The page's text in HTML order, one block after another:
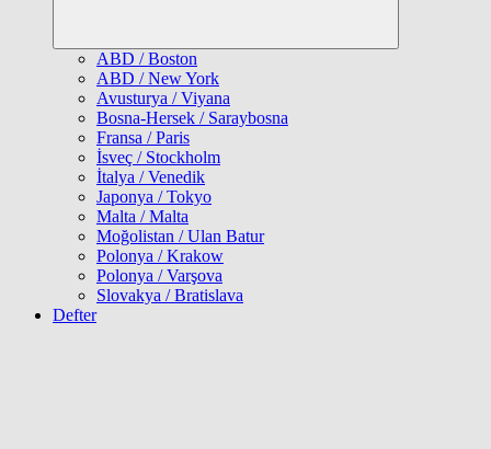
ABD / Boston
ABD / New York
Avusturya / Viyana
Bosna-Hersek / Saraybosna
Fransa / Paris
İsveç / Stockholm
İtalya / Venedik
Japonya / Tokyo
Malta / Malta
Moğolistan / Ulan Batur
Polonya / Krakow
Polonya / Varşova
Slovakya / Bratislava
Defter